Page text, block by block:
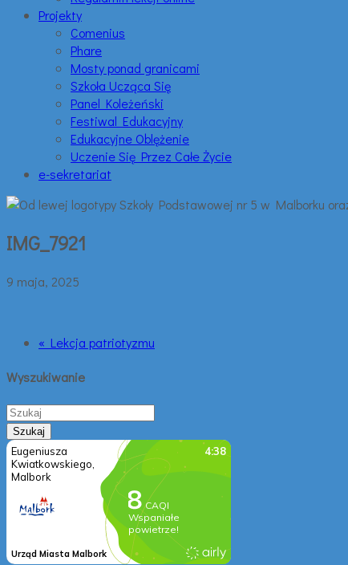
Projekty
Comenius
Phare
Mosty ponad granicami
Szkoła Ucząca Się
Panel Koleżeński
Festiwal Edukacyjny
Edukacyjne Oblężenie
Uczenie Się Przez Całe Życie
e-sekretariat
IMG_7921
9 maja, 2025
« Lekcja patriotyzmu
Wyszukiwanie